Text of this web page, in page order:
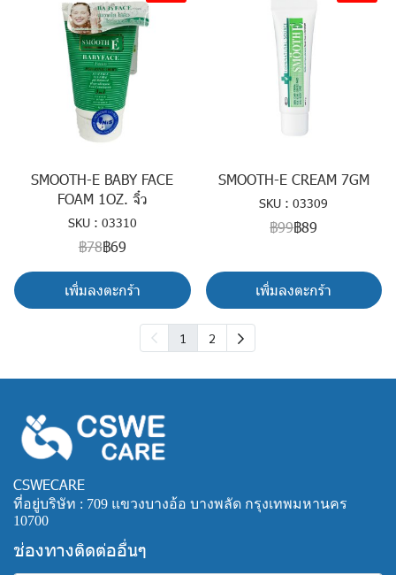
SMOOTH-E BABY FACE
FOAM 1OZ. จิ๋ว
SKU : 03310
฿78฿69
เพิ่มลงตะกร้า
SMOOTH-E CREAM 7GM
SKU : 03309
฿99฿89
เพิ่มลงตะกร้า
1 2
CSWECARE
ที่อยู่บริษัท : 709 แขวงบางอ้อ บางพลัด กรุงเทพมหานคร
10700
ช่องทางติดต่ออื่นๆ